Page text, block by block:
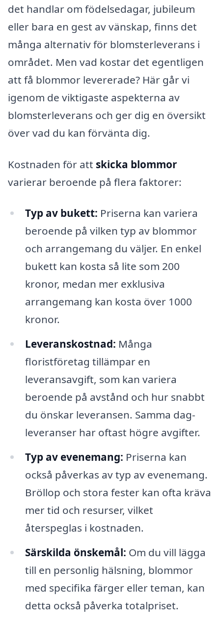
det handlar om födelsedagar, jubileum
eller bara en gest av vänskap, finns det
många alternativ för blomsterleverans i
området. Men vad kostar det egentligen
att få blommor levererade? Här går vi
igenom de viktigaste aspekterna av
blomsterleverans och ger dig en översikt
över vad du kan förvänta dig.
Kostnaden för att skicka blommor
varierar beroende på flera faktorer:
Typ av bukett: Priserna kan variera
beroende på vilken typ av blommor
och arrangemang du väljer. En enkel
bukett kan kosta så lite som 200
kronor, medan mer exklusiva
arrangemang kan kosta över 1000
kronor.
Leveranskostnad: Många
floristföretag tillämpar en
leveransavgift, som kan variera
beroende på avstånd och hur snabbt
du önskar leveransen. Samma dag-
leveranser har oftast högre avgifter.
Typ av evenemang: Priserna kan
också påverkas av typ av evenemang.
Bröllop och stora fester kan ofta kräva
mer tid och resurser, vilket
återspeglas i kostnaden.
Särskilda önskemål: Om du vill lägga
till en personlig hälsning, blommor
med specifika färger eller teman, kan
detta också påverka totalpriset.